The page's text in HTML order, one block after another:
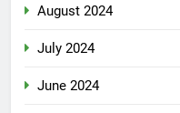
August 2024
July 2024
June 2024